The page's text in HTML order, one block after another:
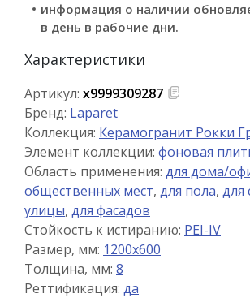
информация о наличии
в день в рабочие дни.
Характеристики
Артикул: х9999309287
Бренд: Laparet
Коллекция: Керамогранит Рокки
Элемент коллекции: фоновая
Область применения: для дома/
общественных мест, для пола, для
улицы, для фасадов
Стойкость к истиранию: PEI-IV
Размер, мм: 1200x600
Толщина, мм: 8
Реттификация: да